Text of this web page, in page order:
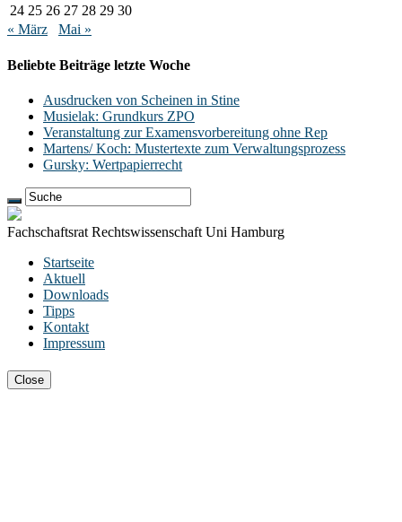
24 25 26 27 28 29 30
« März
Mai »
Beliebte Beiträge letzte Woche
Ausdrucken von Scheinen in Stine
Musielak: Grundkurs ZPO
Veranstaltung zur Examensvorbereitung ohne Rep
Martens/ Koch: Mustertexte zum Verwaltungsprozess
Gursky: Wertpapierrecht
Fachschaftsrat Rechtswissenschaft Uni Hamburg
Startseite
Aktuell
Downloads
Tipps
Kontakt
Impressum
Close